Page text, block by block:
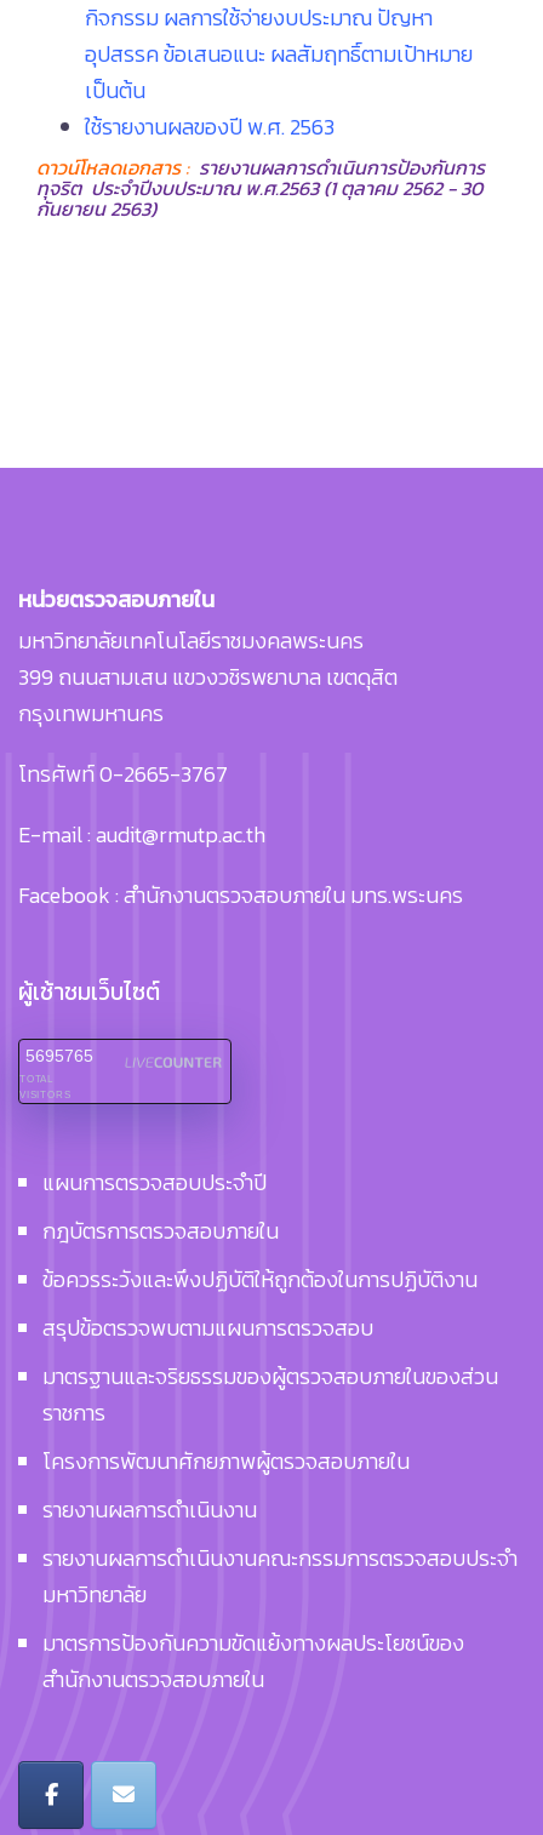
กิจกรรม ผลการใช้จ่ายงบประมาณ ปัญหา
อุปสรรค ข้อเสนอแนะ ผลสัมฤทธิ์ตามเป้าหมาย
เป็นต้น
ใช้รายงานผลของปี พ.ศ. 2563
ดาวน์โหลดเอกสาร : รายงานผลการดำเนินการป้องกันการ
ทุจริต ประจำปีงบประมาณ พ.ศ.2563 (1 ตุลาคม 2562 - 30
กันยายน 2563)
หน่วยตรวจสอบภายใน
มหาวิทยาลัยเทคโนโลยีราชมงคลพระนคร
399 ถนนสามเสน แขวงวชิรพยาบาล เขตดุสิต
กรุงเทพมหานคร
โทรศัพท์ 0-2665-3767
E-mail : audit@rmutp.ac.th
Facebook : สำนักงานตรวจสอบภายใน มทร.พระนคร
ผู้เช้าชมเว็บไซต์
5695765
TOTAL
VISITORS
แผนการตรวจสอบประจำปี
กฎบัตรการตรวจสอบภายใน
ข้อควรระวังและพึงปฏิบัติให้ถูกต้องในการปฏิบัติงาน
สรุปข้อตรวจพบตามแผนการตรวจสอบ
มาตรฐานและจริยธรรมของผู้ตรวจสอบภายในของส่วน
ราชการ
โครงการพัฒนาศักยภาพผู้ตรวจสอบภายใน
รายงานผลการดำเนินงาน
รายงานผลการดำเนินงานคณะกรรมการตรวจสอบประจำ
มหาวิทยาลัย
มาตรการป้องกันความขัดแย้งทางผลประโยชน์ของ
สำนักงานตรวจสอบภายใน